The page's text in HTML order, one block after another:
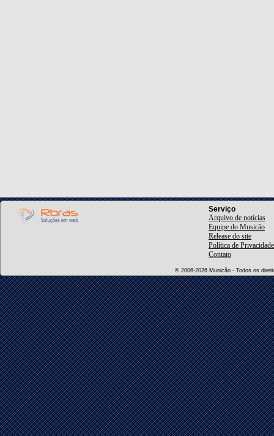
Serviço
Arquivo de notícias
Equipe do Musicão
Release do site
Política de Privacidade
Contato
© 2006-2026 Musicão - Todos os